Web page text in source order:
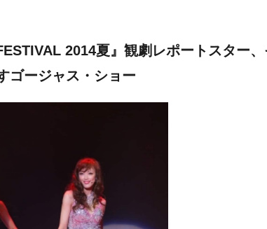
2014夏』観劇レポートスター
ゴージャス・ショー